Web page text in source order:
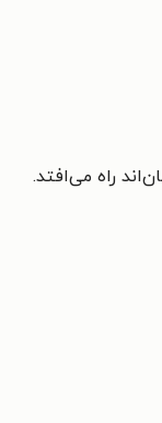
راه می‌افتد.